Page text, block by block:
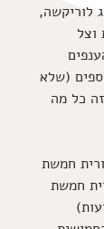
לוריקשה,
וצל
(שלא
כל מה
חמשת
חמשת